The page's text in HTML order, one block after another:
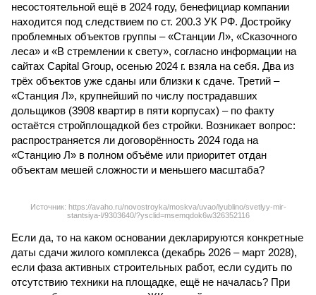
несостоятельной ещё в 2024 году, бенефициар компании
находится под следствием по ст. 200.3 УК РФ. Достройку
проблемных объектов группы – «Станции Л», «Сказочного
леса» и «В стремлении к свету», согласно информации на
сайтах Capital Group, осенью 2024 г. взяла на себя. Два из
трёх объектов уже сданы или близки к сдаче. Третий –
«Станция Л», крупнейший по числу пострадавших
дольщиков (3908 квартир в пяти корпусах) – по факту
остаётся стройплощадкой без стройки. Возникает вопрос:
распространяется ли договорённость 2024 года на
«Станцию Л» в полном объёме или приоритет отдан
объектам мешей сложности и меньшего масштаба?
Источник: https://avaho.ru/novostroyka/moskva/uvao/lyublino/svetlyy-mir-
stantsiya-l/9303640/?ysclid=msemqdok6w326352116
Если да, то на каком основании декларируются конкретные
даты сдачи жилого комплекса (декабрь 2026 – март 2028),
если фаза активных строительных работ, если судить по
отсутствию техники на площадке, ещё не началась? При